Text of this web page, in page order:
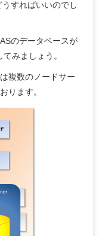
すればいいのでし
のデータベースが
みましょう。
複数のノードサー
ります。